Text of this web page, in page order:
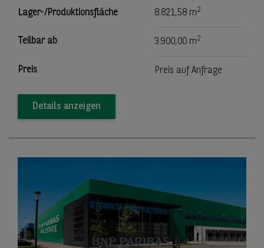
Lager-/Produktionsfläche 8.821,58 m2
Teilbar ab 3.900,00 m2
Preis Preis auf Anfrage
Details anzeigen